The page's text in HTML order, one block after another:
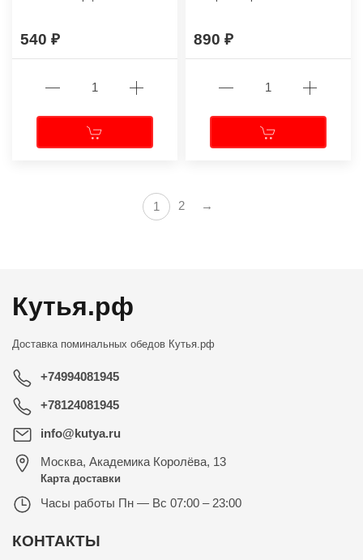
540 890
1 2 →
Кутья.рф
Доставка поминальных обедов Кутья.рф
+74994081945
+78124081945
info@kutya.ru
Москва, Академика Королёва, 13
Карта доставки
Часы работы Пн — Вс 07:00 – 23:00
КОНТАКТЫ